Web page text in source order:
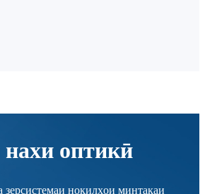
оптикӣ
ноқилҳои минтақаи